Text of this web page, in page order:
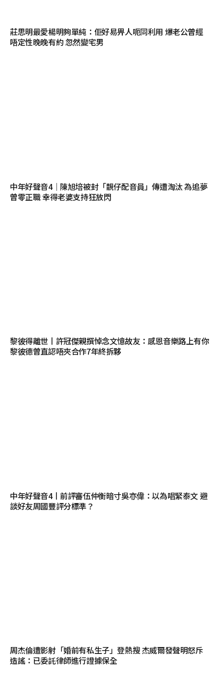
莊思明最愛楊明夠單純：佢好易畀人呃同利用 爆老公曾經
唔定性晚晚有約 忽然變宅男
中年好聲音4｜陳旭培被封「靚仔配音員」傳遭淘汰 為追夢
曾零正職 幸得老婆支持狂放閃
黎彼得離世丨許冠傑親撰悼念文憶故友：感恩音樂路上有你
黎彼德曾直認唔夾合作7年終拆夥
中年好聲音4丨前評審伍仲衡暗寸吳亦偉：以為唱緊泰文 避
談好友周國豐評分標準？
周杰倫遭影射「婚前有私生子」登熱搜 杰威爾發聲明怒斥
造謠：已委託律師進行證據保全